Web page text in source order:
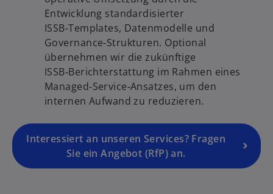
Entwicklung standardisierter
ISSB‑Templates, Datenmodelle und
Governance‑Strukturen. Optional
übernehmen wir die zukünftige
ISSB‑Berichterstattung im Rahmen eines
Managed‑Service‑Ansatzes, um den
internen Aufwand zu reduzieren.
Interessiert an unseren Services? Fragen
Sie ein Angebot (RfP) an.
e
t